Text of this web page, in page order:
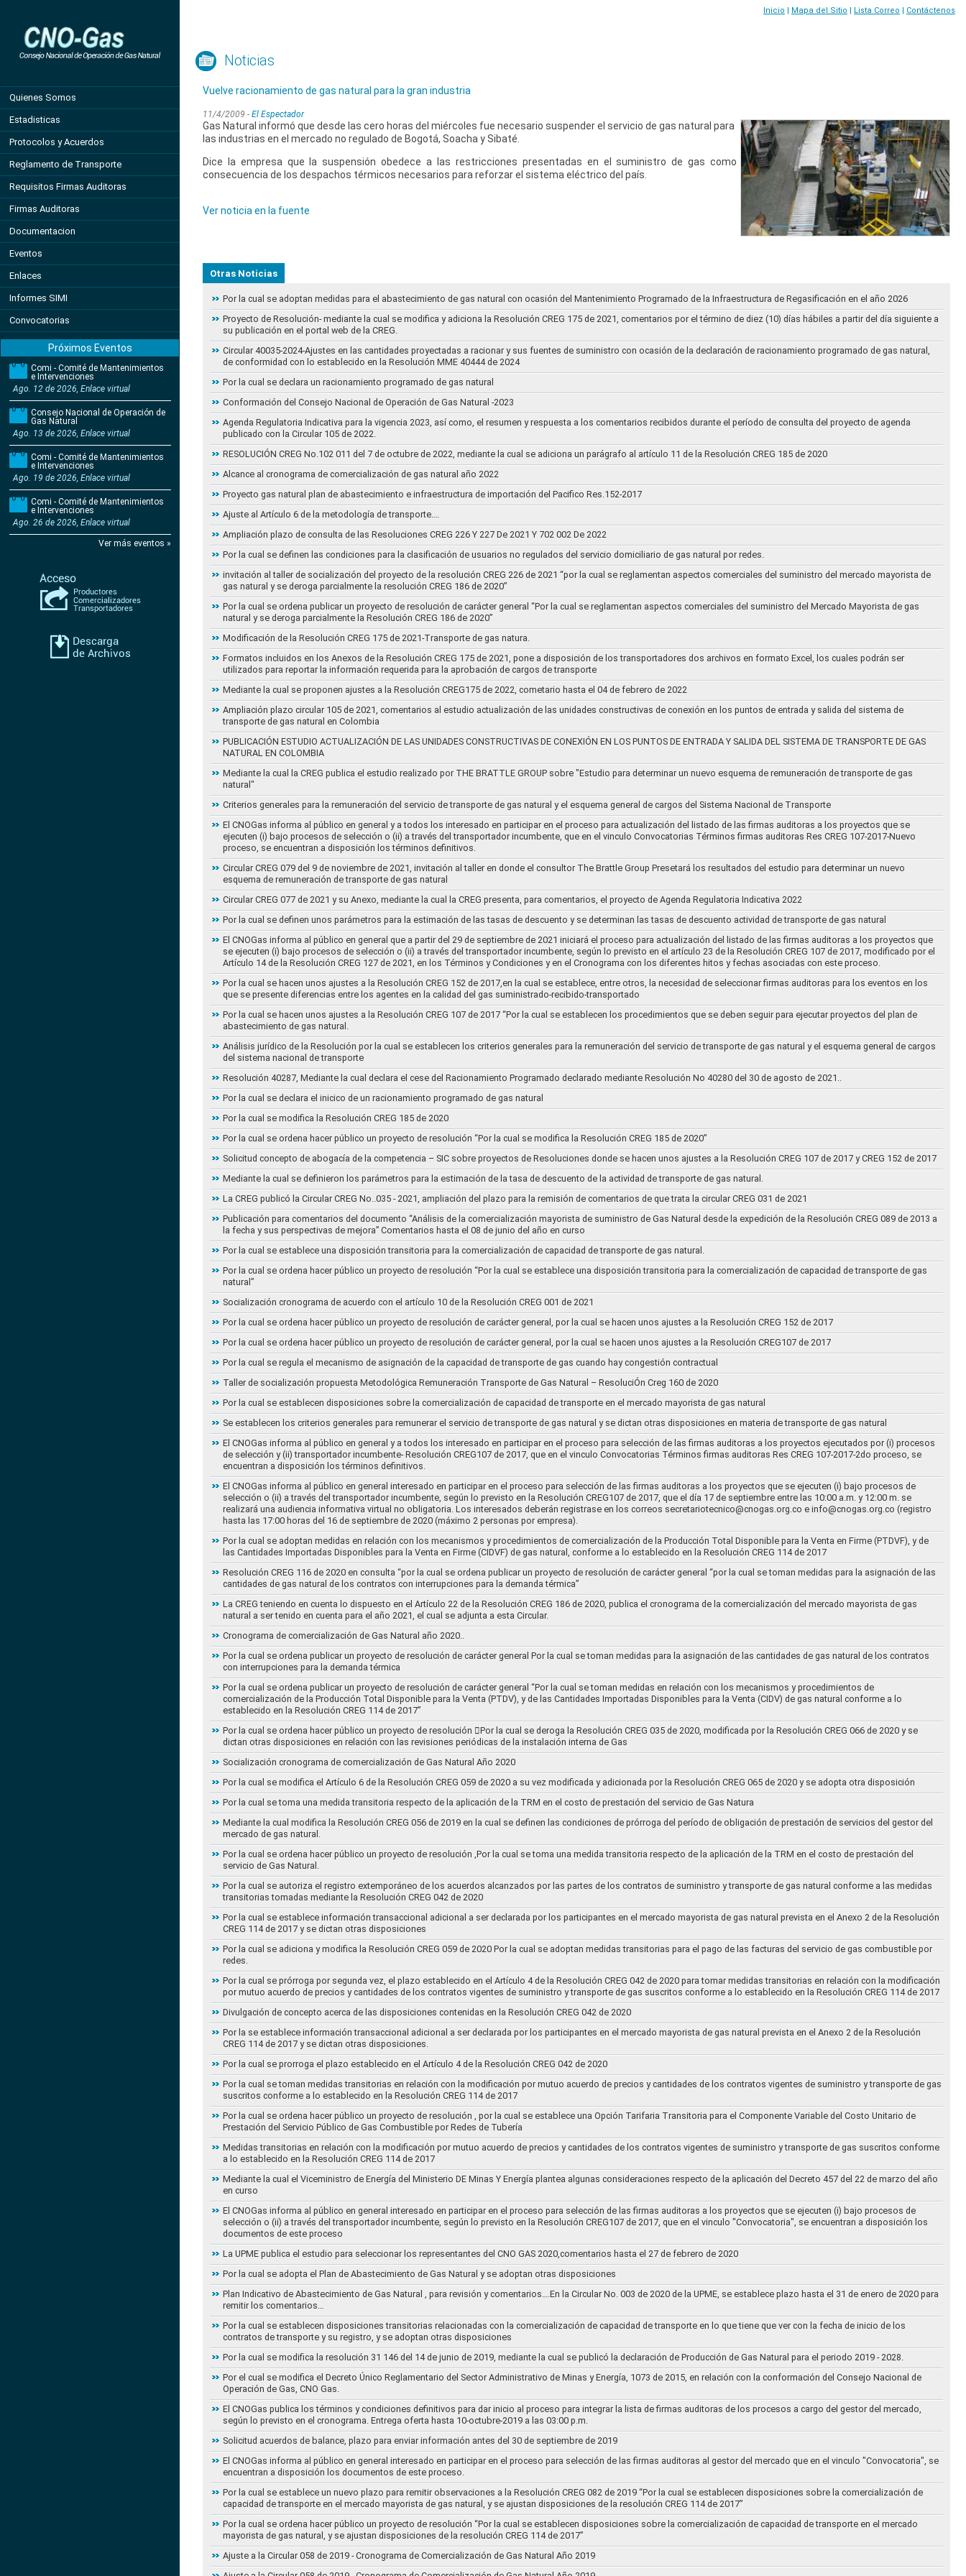
Quienes Somos
Estadisticas
Protocolos y Acuerdos
Reglamento de Transporte
Requisitos Firmas Auditoras
Firmas Auditoras
Documentacion
Eventos
Enlaces
Informes SIMI
Convocatorias
Próximos Eventos
Comi - Comité de Mantenimientos
e Intervenciones
Ago. 12 de 2026, Enlace virtual
Consejo Nacional de Operación de
Gas Natural
Ago. 13 de 2026, Enlace virtual
Comi - Comité de Mantenimientos
e Intervenciones
Ago. 19 de 2026, Enlace virtual
Comi - Comité de Mantenimientos
e Intervenciones
Ago. 26 de 2026, Enlace virtual
Ver más eventos »
Inicio | Mapa del Sitio | Lista Correo | Contáctenos
Noticias
Vuelve racionamiento de gas natural para la gran industria
11/4/2009 - El Espectador
Gas Natural informó que desde las cero horas del miércoles fue necesario suspender el servicio de gas natural para
las industrias en el mercado no regulado de Bogotá, Soacha y Sibaté.
Dice la empresa que la suspensión obedece a las restricciones presentadas en el suministro de gas como
consecuencia de los despachos térmicos necesarios para reforzar el sistema eléctrico del país.
Ver noticia en la fuente
Otras Noticias
Por la cual se adoptan medidas para el abastecimiento de gas natural con ocasión del Mantenimiento Programado de la Infraestructura de Regasificación en el año 2026
Proyecto de Resolución- mediante la cual se modifica y adiciona la Resolución CREG 175 de 2021, comentarios por el término de diez (10) días hábiles a partir del día siguiente a
su publicación en el portal web de la CREG.
Circular 40035-2024-Ajustes en las cantidades proyectadas a racionar y sus fuentes de suministro con ocasión de la declaración de racionamiento programado de gas natural,
de conformidad con lo establecido en la Resolución MME 40444 de 2024
Por la cual se declara un racionamiento programado de gas natural
Conformación del Consejo Nacional de Operación de Gas Natural -2023
Agenda Regulatoria Indicativa para la vigencia 2023, así como, el resumen y respuesta a los comentarios recibidos durante el período de consulta del proyecto de agenda
publicado con la Circular 105 de 2022.
RESOLUCIÓN CREG No.102 011 del 7 de octubre de 2022, mediante la cual se adiciona un parágrafo al artículo 11 de la Resolución CREG 185 de 2020
Alcance al cronograma de comercialización de gas natural año 2022
Proyecto gas natural plan de abastecimiento e infraestructura de importación del Pacifico Res.152-2017
Ajuste al Artículo 6 de la metodología de transporte….
Ampliación plazo de consulta de las Resoluciones CREG 226 Y 227 De 2021 Y 702 002 De 2022
Por la cual se definen las condiciones para la clasificación de usuarios no regulados del servicio domiciliario de gas natural por redes.
invitación al taller de socialización del proyecto de la resolución CREG 226 de 2021 “por la cual se reglamentan aspectos comerciales del suministro del mercado mayorista de
gas natural y se deroga parcialmente la resolución CREG 186 de 2020”
Por la cual se ordena publicar un proyecto de resolución de carácter general “Por la cual se reglamentan aspectos comerciales del suministro del Mercado Mayorista de gas
natural y se deroga parcialmente la Resolución CREG 186 de 2020”
Modificación de la Resolución CREG 175 de 2021-Transporte de gas natura.
Formatos incluidos en los Anexos de la Resolución CREG 175 de 2021, pone a disposición de los transportadores dos archivos en formato Excel, los cuales podrán ser
utilizados para reportar la información requerida para la aprobación de cargos de transporte
Mediante la cual se proponen ajustes a la Resolución CREG175 de 2022, cometario hasta el 04 de febrero de 2022
Ampliación plazo circular 105 de 2021, comentarios al estudio actualización de las unidades constructivas de conexión en los puntos de entrada y salida del sistema de
transporte de gas natural en Colombia
PUBLICACIÓN ESTUDIO ACTUALIZACIÓN DE LAS UNIDADES CONSTRUCTIVAS DE CONEXIÓN EN LOS PUNTOS DE ENTRADA Y SALIDA DEL SISTEMA DE TRANSPORTE DE GAS
NATURAL EN COLOMBIA
Mediante la cual la CREG publica el estudio realizado por THE BRATTLE GROUP sobre "Estudio para determinar un nuevo esquema de remuneración de transporte de gas
natural"
Criterios generales para la remuneración del servicio de transporte de gas natural y el esquema general de cargos del Sistema Nacional de Transporte
El CNOGas informa al público en general y a todos los interesado en participar en el proceso para actualización del listado de las firmas auditoras a los proyectos que se
ejecuten (i) bajo procesos de selección o (ii) a través del transportador incumbente, que en el vinculo Convocatorias Términos firmas auditoras Res CREG 107-2017-Nuevo
proceso, se encuentran a disposición los términos definitivos.
Circular CREG 079 del 9 de noviembre de 2021, invitación al taller en donde el consultor The Brattle Group Presetará los resultados del estudio para determinar un nuevo
esquema de remuneración de transporte de gas natural
Circular CREG 077 de 2021 y su Anexo, mediante la cual la CREG presenta, para comentarios, el proyecto de Agenda Regulatoria Indicativa 2022
Por la cual se definen unos parámetros para la estimación de las tasas de descuento y se determinan las tasas de descuento actividad de transporte de gas natural
El CNOGas informa al público en general que a partir del 29 de septiembre de 2021 iniciará el proceso para actualización del listado de las firmas auditoras a los proyectos que
se ejecuten (i) bajo procesos de selección o (ii) a través del transportador incumbente, según lo previsto en el artículo 23 de la Resolución CREG 107 de 2017, modificado por el
Artículo 14 de la Resolución CREG 127 de 2021, en los Términos y Condiciones y en el Cronograma con los diferentes hitos y fechas asociadas con este proceso.
Por la cual se hacen unos ajustes a la Resolución CREG 152 de 2017,en la cual se establece, entre otros, la necesidad de seleccionar firmas auditoras para los eventos en los
que se presente diferencias entre los agentes en la calidad del gas suministrado-recibido-transportado
Por la cual se hacen unos ajustes a la Resolución CREG 107 de 2017 “Por la cual se establecen los procedimientos que se deben seguir para ejecutar proyectos del plan de
abastecimiento de gas natural.
Análisis jurídico de la Resolución por la cual se establecen los criterios generales para la remuneración del servicio de transporte de gas natural y el esquema general de cargos
del sistema nacional de transporte
Resolución 40287, Mediante la cual declara el cese del Racionamiento Programado declarado mediante Resolución No 40280 del 30 de agosto de 2021..
Por la cual se declara el inicico de un racionamiento programado de gas natural
Por la cual se modifica la Resolución CREG 185 de 2020
Por la cual se ordena hacer público un proyecto de resolución “Por la cual se modifica la Resolución CREG 185 de 2020”
Solicitud concepto de abogacía de la competencia – SIC sobre proyectos de Resoluciones donde se hacen unos ajustes a la Resolución CREG 107 de 2017 y CREG 152 de 2017
Mediante la cual se definieron los parámetros para la estimación de la tasa de descuento de la actividad de transporte de gas natural.
La CREG publicó la Circular CREG No..035 - 2021, ampliación del plazo para la remisión de comentarios de que trata la circular CREG 031 de 2021
Publicación para comentarios del documento “Análisis de la comercialización mayorista de suministro de Gas Natural desde la expedición de la Resolución CREG 089 de 2013 a
la fecha y sus perspectivas de mejora” Comentarios hasta el 08 de junio del año en curso
Por la cual se establece una disposición transitoria para la comercialización de capacidad de transporte de gas natural.
Por la cual se ordena hacer público un proyecto de resolución “Por la cual se establece una disposición transitoria para la comercialización de capacidad de transporte de gas
natural”
Socialización cronograma de acuerdo con el artículo 10 de la Resolución CREG 001 de 2021
Por la cual se ordena hacer público un proyecto de resolución de carácter general, por la cual se hacen unos ajustes a la Resolución CREG 152 de 2017
Por la cual se ordena hacer público un proyecto de resolución de carácter general, por la cual se hacen unos ajustes a la Resolución CREG107 de 2017
Por la cual se regula el mecanismo de asignación de la capacidad de transporte de gas cuando hay congestión contractual
Taller de socialización propuesta Metodológica Remuneración Transporte de Gas Natural – ResoluciÓn Creg 160 de 2020
Por la cual se establecen disposiciones sobre la comercialización de capacidad de transporte en el mercado mayorista de gas natural
Se establecen los criterios generales para remunerar el servicio de transporte de gas natural y se dictan otras disposiciones en materia de transporte de gas natural
El CNOGas informa al público en general y a todos los interesado en participar en el proceso para selección de las firmas auditoras a los proyectos ejecutados por (i) procesos
de selección y (ii) transportador incumbente- Resolución CREG107 de 2017, que en el vinculo Convocatorias Términos firmas auditoras Res CREG 107-2017-2do proceso, se
encuentran a disposición los términos definitivos.
El CNOGas informa al público en general interesado en participar en el proceso para selección de las firmas auditoras a los proyectos que se ejecuten (i) bajo procesos de
selección o (ii) a través del transportador incumbente, según lo previsto en la Resolución CREG107 de 2017, que el día 17 de septiembre entre las 10:00 a.m. y 12:00 m. se
realizará una audiencia informativa virtual no obligatoria. Los interesados deberán registrase en los correos secretariotecnico@cnogas.org.co e info@cnogas.org.co (registro
hasta las 17:00 horas del 16 de septiembre de 2020 (máximo 2 personas por empresa).
Por la cual se adoptan medidas en relación con los mecanismos y procedimientos de comercialización de la Producción Total Disponible para la Venta en Firme (PTDVF), y de
las Cantidades Importadas Disponibles para la Venta en Firme (CIDVF) de gas natural, conforme a lo establecido en la Resolución CREG 114 de 2017
Resolución CREG 116 de 2020 en consulta “por la cual se ordena publicar un proyecto de resolución de carácter general “por la cual se toman medidas para la asignación de las
cantidades de gas natural de los contratos con interrupciones para la demanda térmica”
La CREG teniendo en cuenta lo dispuesto en el Artículo 22 de la Resolución CREG 186 de 2020, publica el cronograma de la comercialización del mercado mayorista de gas
natural a ser tenido en cuenta para el año 2021, el cual se adjunta a esta Circular.
Cronograma de comercialización de Gas Natural año 2020..
Por la cual se ordena publicar un proyecto de resolución de carácter general Por la cual se toman medidas para la asignación de las cantidades de gas natural de los contratos
con interrupciones para la demanda térmica
Por la cual se ordena publicar un proyecto de resolución de carácter general “Por la cual se toman medidas en relación con los mecanismos y procedimientos de
comercialización de la Producción Total Disponible para la Venta (PTDV), y de las Cantidades Importadas Disponibles para la Venta (CIDV) de gas natural conforme a lo
establecido en la Resolución CREG 114 de 2017”
Por la cual se ordena hacer público un proyecto de resolución 􀂴Por la cual se deroga la Resolución CREG 035 de 2020, modificada por la Resolución CREG 066 de 2020 y se
dictan otras disposiciones en relación con las revisiones periódicas de la instalación interna de Gas
Socialización cronograma de comercialización de Gas Natural Año 2020
Por la cual se modifica el Artículo 6 de la Resolución CREG 059 de 2020 a su vez modificada y adicionada por la Resolución CREG 065 de 2020 y se adopta otra disposición
Por la cual se toma una medida transitoria respecto de la aplicación de la TRM en el costo de prestación del servicio de Gas Natura
Mediante la cual modifica la Resolución CREG 056 de 2019 en la cual se definen las condiciones de prórroga del período de obligación de prestación de servicios del gestor del
mercado de gas natural.
Por la cual se ordena hacer público un proyecto de resolución ,Por la cual se toma una medida transitoria respecto de la aplicación de la TRM en el costo de prestación del
servicio de Gas Natural.
Por la cual se autoriza el registro extemporáneo de los acuerdos alcanzados por las partes de los contratos de suministro y transporte de gas natural conforme a las medidas
transitorias tomadas mediante la Resolución CREG 042 de 2020
Por la cual se establece información transaccional adicional a ser declarada por los participantes en el mercado mayorista de gas natural prevista en el Anexo 2 de la Resolución
CREG 114 de 2017 y se dictan otras disposiciones
Por la cual se adiciona y modifica la Resolución CREG 059 de 2020 Por la cual se adoptan medidas transitorias para el pago de las facturas del servicio de gas combustible por
redes.
Por la cual se prórroga por segunda vez, el plazo establecido en el Artículo 4 de la Resolución CREG 042 de 2020 para tomar medidas transitorias en relación con la modificación
por mutuo acuerdo de precios y cantidades de los contratos vigentes de suministro y transporte de gas suscritos conforme a lo establecido en la Resolución CREG 114 de 2017
Divulgación de concepto acerca de las disposiciones contenidas en la Resolución CREG 042 de 2020
Por la se establece información transaccional adicional a ser declarada por los participantes en el mercado mayorista de gas natural prevista en el Anexo 2 de la Resolución
CREG 114 de 2017 y se dictan otras disposiciones.
Por la cual se prorroga el plazo establecido en el Artículo 4 de la Resolución CREG 042 de 2020
Por la cual se toman medidas transitorias en relación con la modificación por mutuo acuerdo de precios y cantidades de los contratos vigentes de suministro y transporte de gas
suscritos conforme a lo establecido en la Resolución CREG 114 de 2017
Por la cual se ordena hacer público un proyecto de resolución , por la cual se establece una Opción Tarifaria Transitoria para el Componente Variable del Costo Unitario de
Prestación del Servicio Público de Gas Combustible por Redes de Tubería
Medidas transitorias en relación con la modificación por mutuo acuerdo de precios y cantidades de los contratos vigentes de suministro y transporte de gas suscritos conforme
a lo establecido en la Resolución CREG 114 de 2017
Mediante la cual el Viceministro de Energía del Ministerio DE Minas Y Energía plantea algunas consideraciones respecto de la aplicación del Decreto 457 del 22 de marzo del año
en curso
El CNOGas informa al público en general interesado en participar en el proceso para selección de las firmas auditoras a los proyectos que se ejecuten (i) bajo procesos de
selección o (ii) a través del transportador incumbente, según lo previsto en la Resolución CREG107 de 2017, que en el vinculo "Convocatoria", se encuentran a disposición los
documentos de este proceso
La UPME publica el estudio para seleccionar los representantes del CNO GAS 2020,comentarios hasta el 27 de febrero de 2020
Por la cual se adopta el Plan de Abastecimiento de Gas Natural y se adoptan otras disposiciones
Plan Indicativo de Abastecimiento de Gas Natural , para revisión y comentarios….En la Circular No. 003 de 2020 de la UPME, se establece plazo hasta el 31 de enero de 2020 para
remitir los comentarios…
Por la cual se establecen disposiciones transitorias relacionadas con la comercialización de capacidad de transporte en lo que tiene que ver con la fecha de inicio de los
contratos de transporte y su registro, y se adoptan otras disposiciones
Por la cual se modifica la resolución 31 146 del 14 de junio de 2019, mediante la cual se publicó la declaración de Producción de Gas Natural para el periodo 2019 - 2028.
Por el cual se modifica el Decreto Único Reglamentario del Sector Administrativo de Minas y Energía, 1073 de 2015, en relación con la conformación del Consejo Nacional de
Operación de Gas, CNO Gas.
El CNOGas publica los términos y condiciones definitivos para dar inicio al proceso para integrar la lista de firmas auditoras de los procesos a cargo del gestor del mercado,
según lo previsto en el cronograma. Entrega oferta hasta 10-octubre-2019 a las 03:00 p.m.
Solicitud acuerdos de balance, plazo para enviar información antes del 30 de septiembre de 2019
El CNOGas informa al público en general interesado en participar en el proceso para selección de las firmas auditoras al gestor del mercado que en el vinculo "Convocatoria", se
encuentran a disposición los documentos de este proceso.
Por la cual se establece un nuevo plazo para remitir observaciones a la Resolución CREG 082 de 2019 “Por la cual se establecen disposiciones sobre la comercialización de
capacidad de transporte en el mercado mayorista de gas natural, y se ajustan disposiciones de la resolución CREG 114 de 2017”
Por la cual se ordena hacer público un proyecto de resolución “Por la cual se establecen disposiciones sobre la comercialización de capacidad de transporte en el mercado
mayorista de gas natural, y se ajustan disposiciones de la resolución CREG 114 de 2017”
Ajuste a la Circular 058 de 2019 - Cronograma de Comercialización de Gas Natural Año 2019